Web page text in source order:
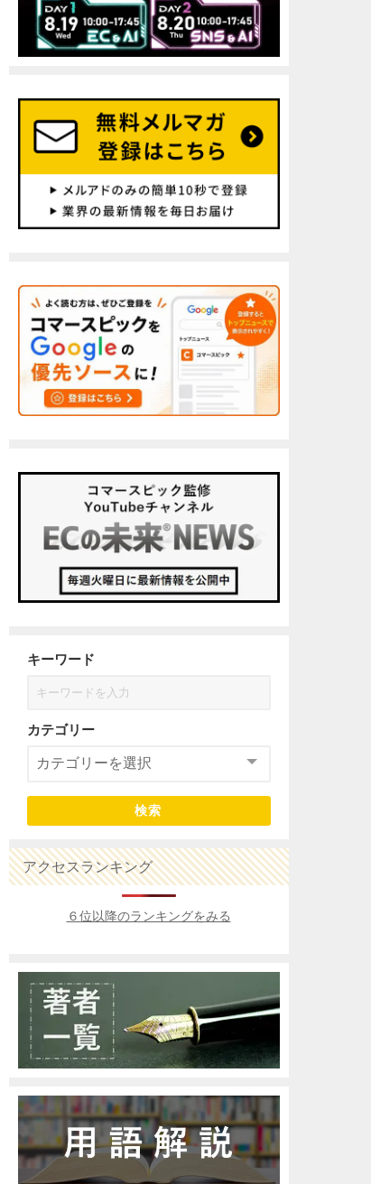
キーワード
カテゴリー
検索
アクセスランキング
６位以降のランキングをみる